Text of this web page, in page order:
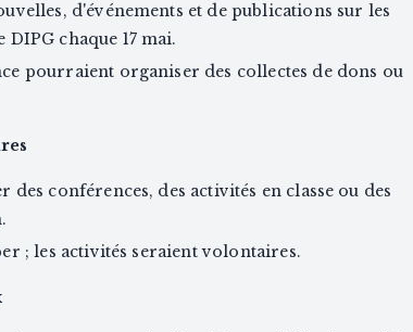
d'événements et de publications sur les
chaque 17 mai.
pourraient organiser des collectes de dons ou
conférences, des activités en classe ou des
; les activités seraient volontaires.